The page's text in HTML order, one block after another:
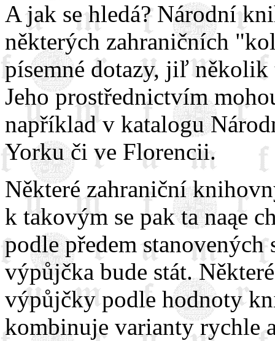
A jak se hledá? Národní
některých zahraničních
písemné dotazy, jiľ
Jeho prostřednictvím
například v katalogu
Yorku či ve Florencii.
Některé zahraniční
k takovým se pak ta naąe
podle předem
výpůjčka bude stát.
výpůjčky podle hodnoty
kombinuje varianty rychle